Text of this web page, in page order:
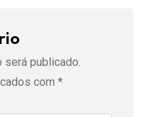
publicado.
com *